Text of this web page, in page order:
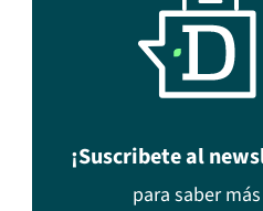
¡Suscribete al
para saber más